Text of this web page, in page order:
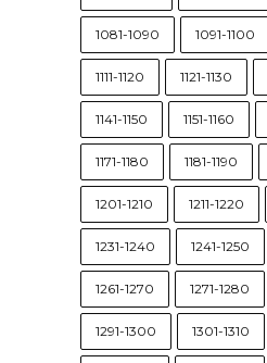
1081-1090 1091-1100
1111-1120 1121-1130
1141-1150 1151-1160
1171-1180 1181-1190
1201-1210 1211-1220
1231-1240 1241-1250
1261-1270 1271-1280
1291-1300 1301-1310